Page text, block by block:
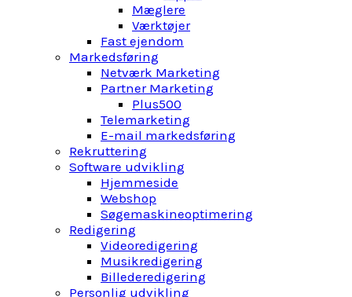
Mæglere
Værktøjer
Fast ejendom
Markedsføring
Netværk Marketing
Partner Marketing
Plus500
Telemarketing
E-mail markedsføring
Rekruttering
Software udvikling
Hjemmeside
Webshop
Søgemaskineoptimering
Redigering
Videoredigering
Musikredigering
Billederedigering
Personlig udvikling